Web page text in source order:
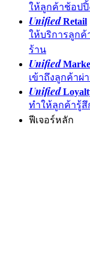
ให้ลูกค้าช้อปปิ้
UnifiedRetail
ให้บริการลูกค้
ร้าน
Unified
เข้าถึงลูกค้า
Unified
ทำให้ลูกค้ารู้
ฟีเจอร์หลัก